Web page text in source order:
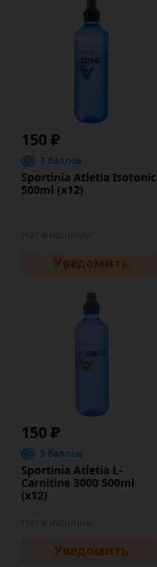
150 ₽
3 баллов
Sportinia Atletia Isotonic
500ml (х12)
Уведомить
150 ₽
3 баллов
Sportinia Atletia L-
Carnitine 3000 500ml
(х12)
Уведомить